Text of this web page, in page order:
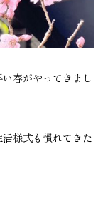
春がやってきまし
様式も慣れてきた